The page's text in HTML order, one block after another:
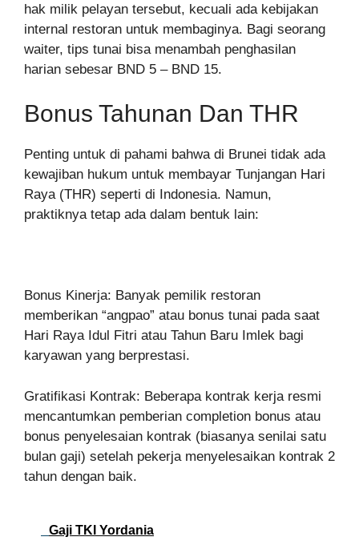
hak milik pelayan tersebut, kecuali ada kebijakan
internal restoran untuk membaginya. Bagi seorang
waiter, tips tunai bisa menambah penghasilan
harian sebesar BND 5 – BND 15.
Bonus Tahunan Dan THR
Penting untuk di pahami bahwa di Brunei tidak ada
kewajiban hukum untuk membayar Tunjangan Hari
Raya (THR) seperti di Indonesia. Namun,
praktiknya tetap ada dalam bentuk lain:
Bonus Kinerja: Banyak pemilik restoran
memberikan “angpao” atau bonus tunai pada saat
Hari Raya Idul Fitri atau Tahun Baru Imlek bagi
karyawan yang berprestasi.
Gratifikasi Kontrak: Beberapa kontrak kerja resmi
mencantumkan pemberian completion bonus atau
bonus penyelesaian kontrak (biasanya senilai satu
bulan gaji) setelah pekerja menyelesaikan kontrak 2
tahun dengan baik.
Gaji TKI Yordania